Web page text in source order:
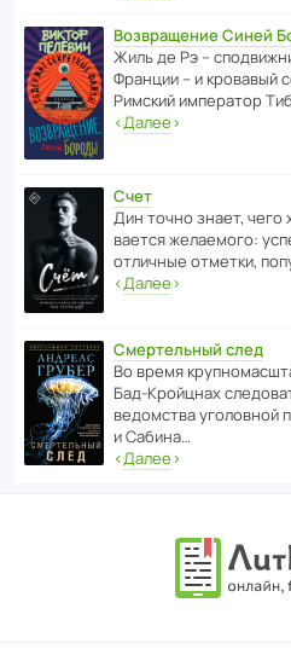
Возвращение Синей
Жиль де Рэ –
Франции – и кровавый
Римский импе­ратор
‹Далее›
Счет
Дин точно знает, чего
ва­ется жела­е­мого:
отли­чные отметки,
‹Далее›
Смертельный след
Во время
Бад‑Крой­цнах
ведомства уголо­вной
и Сабина…
‹Далее›